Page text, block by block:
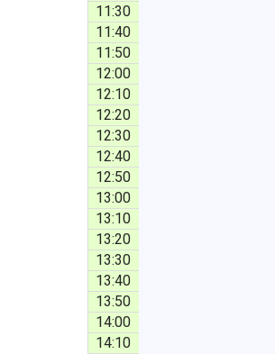
11:30
11:40
11:50
12:00
12:10
12:20
12:30
12:40
12:50
13:00
13:10
13:20
13:30
13:40
13:50
14:00
14:10